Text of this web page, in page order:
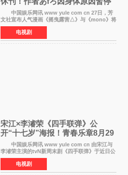
双连载
中国娱乐网讯 www yule com cn 27日，芳
文社宣布人气漫画《摇曳露营△》与《mono》将
暂停连载一段时间，原因是漫画家あfろ身体状况
不佳。 编辑部表示：一直承蒙各位对
《mono》的喜爱，
电视剧
宋江×李濬荣《四手联弹》公
开“十七岁”海报！青春乐章8月29
日奏响
中国娱乐网讯 www yule com cn 由宋江与
李濬荣主演的tvN新周末剧《四手联弹》于近日公
开十七岁版海报，以充满青春气息的画面再度点
燃观众期待。 海报中，宋江与李濬荣并肩站
在音乐教室的
电视剧